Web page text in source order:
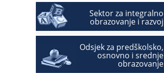
Sektor za integralno
obrazovanje i razvoj
Odsjek za predškolsko,
osnovno i srednje
obrazovanje